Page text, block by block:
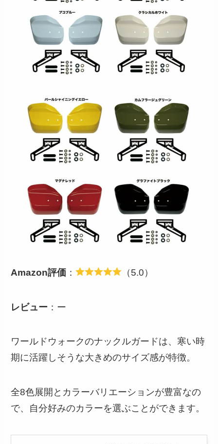
Amazon評価 ： （5.0）
レビュー ：ー
ワールドウォークのナックルガードは、寒い時
期に活躍しそうな大きめのサイズ感が特徴。
全8色展開とカラーバリエーションが豊富なの
で、自分好みのカラーを選ぶことができます。